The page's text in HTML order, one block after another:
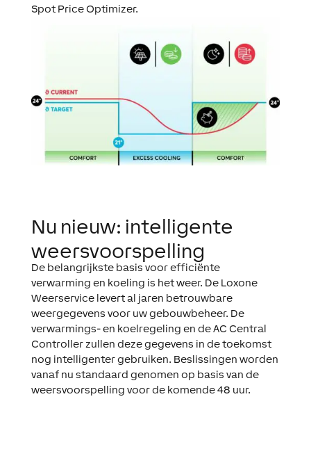
Spot Price Optimizer.
Nu nieuw: intelligente
weersvoorspelling
De belangrijkste basis voor efficiënte
verwarming en koeling is het weer. De Loxone
Weerservice levert al jaren betrouwbare
weergegevens voor uw gebouwbeheer. De
verwarmings- en koelregeling en de AC Central
Controller zullen deze gegevens in de toekomst
nog intelligenter gebruiken. Beslissingen worden
vanaf nu standaard genomen op basis van de
weersvoorspelling voor de komende 48 uur.